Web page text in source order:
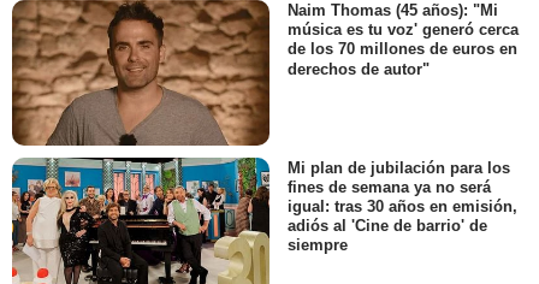
Naim Thomas (45 años): "Mi
música es tu voz' generó cerca
de los 70 millones de euros en
derechos de autor"
Mi plan de jubilación para los
fines de semana ya no será
igual: tras 30 años en emisión,
adiós al 'Cine de barrio' de
siempre